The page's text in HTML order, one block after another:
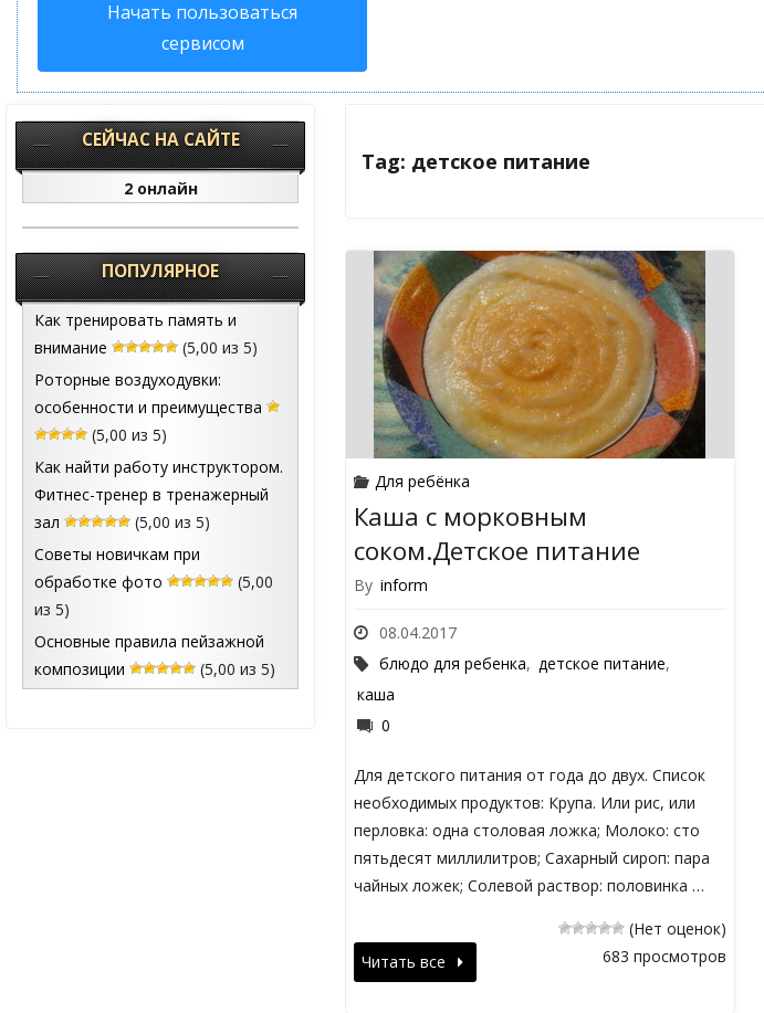
Начать пользоваться
сервисом
Tag: детское питание
Для ребёнка
Каша с морковным
соком.Детское питание
By inform
08.04.2017
блюдо для ребенка, детское питание,
каша
0
Для детского питания от года до двух. Список
необходимых продуктов: Крупа. Или рис, или
перловка: одна столовая ложка; Молоко: сто
пятьдесят миллилитров; Сахарный сироп: пара
чайных ложек; Солевой раствор: половинка …
(Нет оценок)
683 просмотров
Читать все
СЕЙЧАС НА САЙТЕ
2 онлайн
ПОПУЛЯРНОЕ
Как тренировать память и
внимание
(5,00 из 5)
Роторные воздуходувки:
особенности и преимущества
(5,00 из 5)
Как найти работу инструктором.
Фитнес-тренер в тренажерный
зал
(5,00 из 5)
Советы новичкам при
обработке фото
(5,00
из 5)
Основные правила пейзажной
композиции
(5,00 из 5)